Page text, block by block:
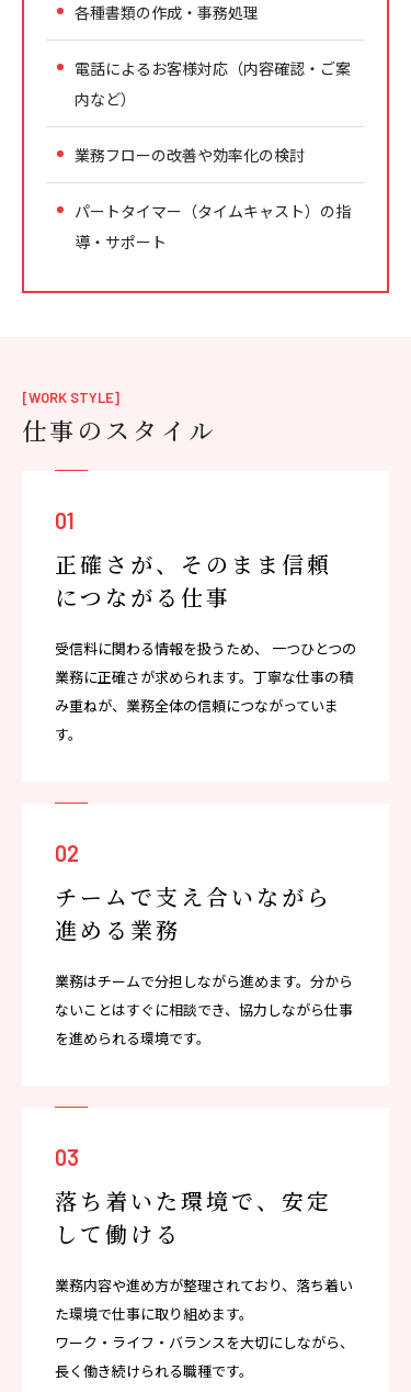
企業サイト プライバシーポリシー
各種書類の作成・事務処理
電話によるお客様対応（内容確認・ご案
内など）
業務フローの改善や効率化の検討
パートタイマー（タイムキャスト）の指
導・サポート
[WORK STYLE]
仕事のスタイル
01
正確さが、そのまま信頼
につながる仕事
受信料に関わる情報を扱うため、 一つひとつの
業務に正確さが求められます。丁寧な仕事の積
み重ねが、業務全体の信頼につながっていま
す。
02
チームで支え合いながら
進める業務
業務はチームで分担しながら進めます。分から
ないことはすぐに相談でき、協力しながら仕事
を進められる環境です。
03
落ち着いた環境で、 安定
して働ける
業務内容や進め方が整理されており、落ち着い
た環境で仕事に取り組めます。
ワーク・ライフ・バランスを大切にしながら、
長く働き続けられる職種です。